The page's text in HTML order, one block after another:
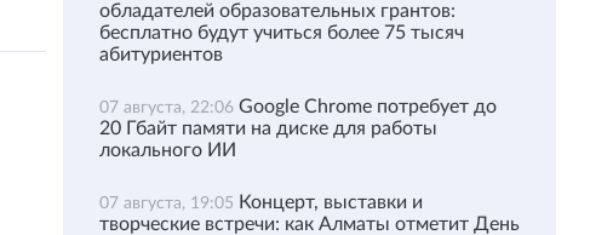
обладателей образовательных грантов:
бесплатно будут учиться более 75 тысяч
абитуриентов
07 августа, 22:06 Google Chrome потребует до
20 Гбайт памяти на диске для работы
локального ИИ
07 августа, 19:05 Концерт, выставки и
творческие встречи: как Алматы отметит День